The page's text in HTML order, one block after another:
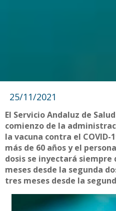
25/11/2021
El Servicio Andaluz de
comienzo de la
la vacuna contra el COVID-
más de 60 años y el
dosis se inyectará siempre
meses desde la segunda
tres meses desde la